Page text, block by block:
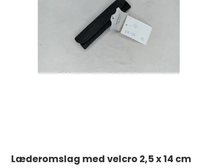
Læderomslag med velcro 2,5 x 14 cm